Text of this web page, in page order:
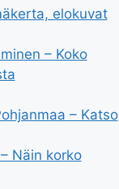
elokuvat
– Koko
– Katso
Näin korko